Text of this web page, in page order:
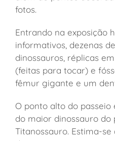
fotos.
Entrando na exposição
informativos, dezenas
dinossauros, réplicas
(feitas para tocar) e
fêmur gigante e um
O ponto alto do
do maior dinossauro do
Titanossauro. Estima-